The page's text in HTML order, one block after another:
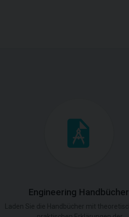
Engineering Handbücher